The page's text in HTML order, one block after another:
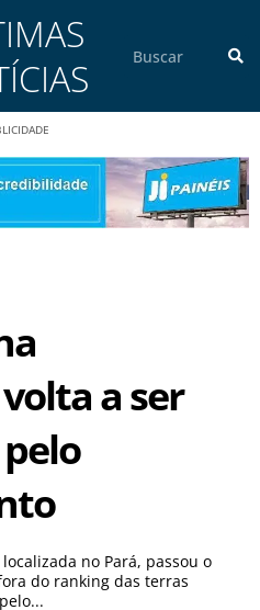
a ser
no Pará, passou o
do ranking das terras